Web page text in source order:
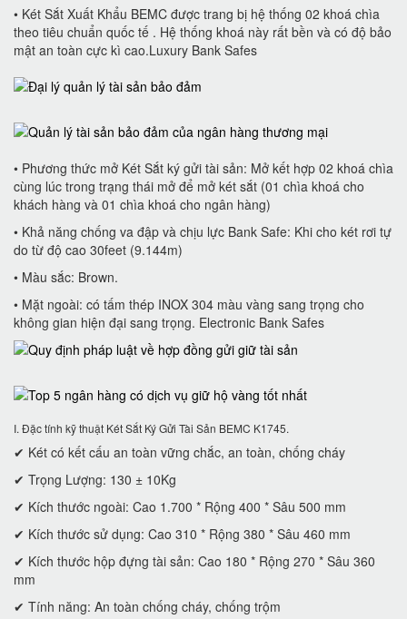
• Két Sắt Xuất Khẩu BEMC được trang bị hệ thống 02 khoá chìa
theo tiêu chuẩn quốc tế . Hệ thống khoá này rất bền và có độ bảo
mật an toàn cực kì cao.Luxury Bank Safes
• Phương thức mở Két Sắt ký gửi tài sản: Mở kết hợp 02 khoá chìa
cùng lúc trong trạng thái mở để mở két sắt (01 chìa khoá cho
khách hàng và 01 chìa khoá cho ngân hàng)
• Khả năng chống va đập và chịu lực Bank Safe: Khi cho két rơi tự
do từ độ cao 30feet (9.144m)
• Màu sắc: Brown.
• Mặt ngoài: có tấm thép INOX 304 màu vàng sang trọng cho
không gian hiện đại sang trọng. Electronic Bank Safes
I. Đặc tính kỹ thuật Két Sắt Ký Gửi Tài Sản BEMC K1745.
✔ Két có kết cấu an toàn vững chắc, an toàn, chống cháy
✔ Trọng Lượng: 130 ± 10Kg
✔ Kích thước ngoài: Cao 1.700 * Rộng 400 * Sâu 500 mm
✔ Kích thước sử dụng: Cao 310 * Rộng 380 * Sâu 460 mm
✔ Kích thước hộp đựng tài sản: Cao 180 * Rộng 270 * Sâu 360
mm
✔ Tính năng: An toàn chống cháy, chống trộm